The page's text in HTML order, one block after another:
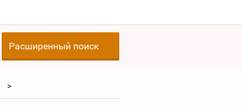
Расширенный поиск